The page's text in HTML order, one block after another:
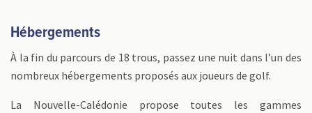
Hébergements
À la fin du parcours de 18 trous, passez une nuit dans l’un des
nombreux hébergements proposés aux joueurs de golf.
La Nouvelle-Calédonie propose toutes les gammes